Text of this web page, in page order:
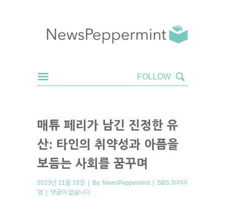
매튜 페리가 남긴 진정한 유
산: 타인의 취약성과 아픔을
보듬는 사회를 꿈꾸며
2023년 11월 15일 | By: NewsPeppermint | SBS 프리미
엄 | 댓글이 없습니다